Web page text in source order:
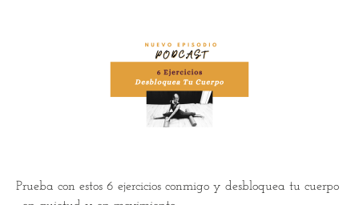
Prueba con estos 6 ejercicios conmigo y desbloquea tu cuerpo